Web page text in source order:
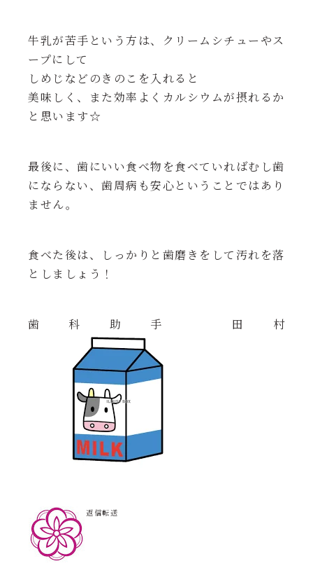
牛乳が苦手という方は、クリームシチューやス
ープにして
しめじなどのきのこを入れると
美味しく、また効率よくカルシウムが摂れるか
と思います☆
最後に、歯にいい食べ物を食べていればむし歯
にならない、歯周病も安心ということではあり
ません。
食べた後は、しっかりと歯磨きをして汚れを落
としましょう！
歯科助手 田村
返信転送